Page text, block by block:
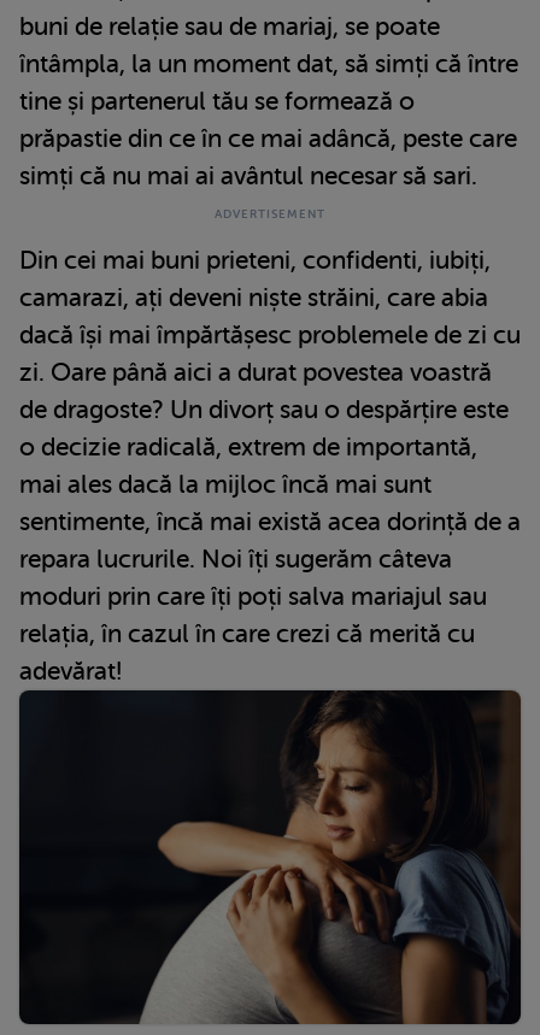
buni de relație sau de mariaj, se poate
întâmpla, la un moment dat, să simți că între
tine și partenerul tău se formează o
prăpastie din ce în ce mai adâncă, peste care
simți că nu mai ai avântul necesar să sari.
Din cei mai buni prieteni, confidenti, iubiți,
camarazi, ați deveni niște străini, care abia
dacă își mai împărtășesc problemele de zi cu
zi. Oare până aici a durat povestea voastră
de dragoste? Un divorț sau o despărțire este
o decizie radicală, extrem de importantă,
mai ales dacă la mijloc încă mai sunt
sentimente, încă mai există acea dorință de a
repara lucrurile. Noi îți sugerăm câteva
moduri prin care îți poți salva mariajul sau
relația, în cazul în care crezi că merită cu
adevărat!